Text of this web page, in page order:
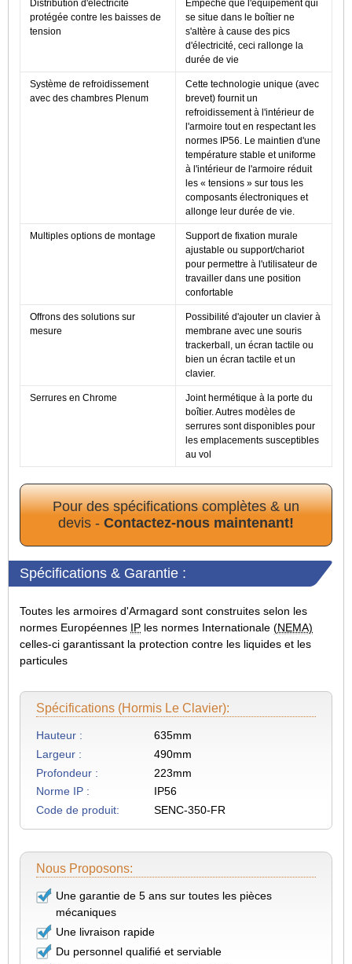
Distribution d'électricité
protégée contre les baisses de
tension
Empêche que l'équipement qui
se situe dans le boîtier ne
s'altère à cause des pics
d'électricité, ceci rallonge la
durée de vie
Système de refroidissement
avec des chambres Plenum
Cette technologie unique (avec
brevet) fournit un
refroidissement à l'intérieur de
l'armoire tout en respectant les
normes IP56. Le maintien d'une
température stable et uniforme
à l'intérieur de l'armoire réduit
les « tensions » sur tous les
composants électroniques et
allonge leur durée de vie.
Multiples options de montage
Support de fixation murale
ajustable ou support/chariot
pour permettre à l'utilisateur de
travailler dans une position
confortable
Offrons des solutions sur
mesure
Possibilité d'ajouter un clavier à
membrane avec une souris
trackerball, un écran tactile ou
bien un écran tactile et un
clavier.
Serrures en Chrome
Joint hermétique à la porte du
boîtier. Autres modèles de
serrures sont disponibles pour
les emplacements susceptibles
au vol
Pour des spécifications complètes & un
devis - Contactez-nous maintenant!
Spécifications & Garantie :
Toutes les armoires d'Armagard sont construites selon les
normes Européennes IP les normes Internationale (NEMA)
celles-ci garantissant la protection contre les liquides et les
particules
Spécifications (hormis Le Clavier):
Hauteur :
635mm
Largeur :
490mm
Profondeur :
223mm
Norme IP :
IP56
Code de produit:
SENC-350-FR
Nous Proposons:
Une garantie de 5 ans sur toutes les pièces
mécaniques
Une livraison rapide
Du personnel qualifié et serviable